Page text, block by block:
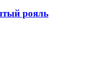
рояль